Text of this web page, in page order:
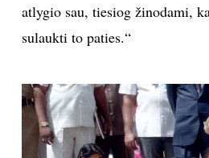
atlygio sau, tiesiog žinodami,
sulaukti to paties.“